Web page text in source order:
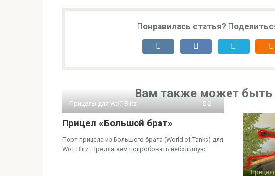
Понравилась статья?
Вам также может быть
Прицелы для WoT Blitz 2
Прицел «Большой брат»
Порт прицела из Большого брата (World of Tanks) для
WoT Blitz. Предлагаем попробовать небольшую